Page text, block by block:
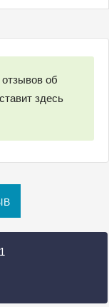
об
здесь
1